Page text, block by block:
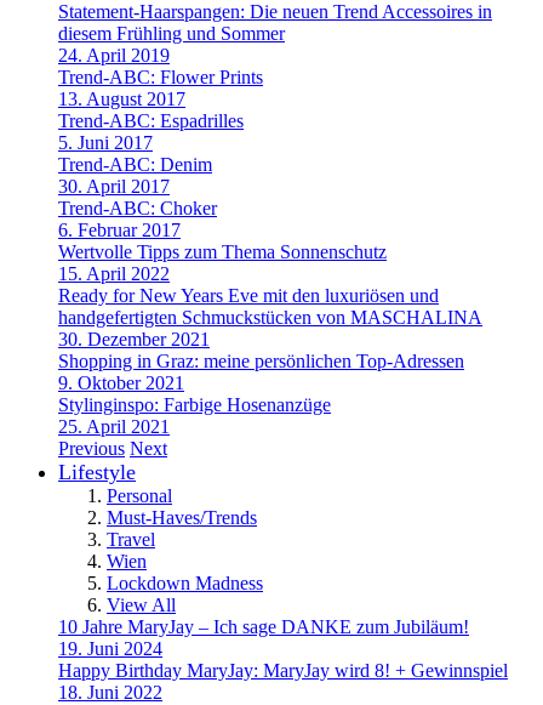
Statement-Haarspangen: Die neuen Trend Accessoires in
diesem Frühling und Sommer
24. April 2019
Trend-ABC: Flower Prints
13. August 2017
Trend-ABC: Espadrilles
5. Juni 2017
Trend-ABC: Denim
30. April 2017
Trend-ABC: Choker
6. Februar 2017
Wertvolle Tipps zum Thema Sonnenschutz
15. April 2022
Ready for New Years Eve mit den luxuriösen und
handgefertigten Schmuckstücken von MASCHALINA
30. Dezember 2021
Shopping in Graz: meine persönlichen Top-Adressen
9. Oktober 2021
Stylinginspo: Farbige Hosenanzüge
25. April 2021
Previous Next
Lifestyle
Personal
Must-Haves/Trends
Travel
Wien
Lockdown Madness
View All
10 Jahre MaryJay – Ich sage DANKE zum Jubiläum!
19. Juni 2024
Happy Birthday MaryJay: MaryJay wird 8! + Gewinnspiel
18. Juni 2022